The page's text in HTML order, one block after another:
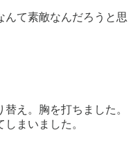
んて素敵なんだろうと思
え。胸を打ちました。
まいました。